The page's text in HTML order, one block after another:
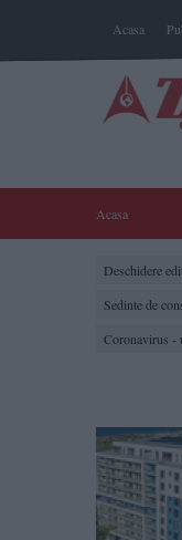
Acasa
Acasa
Deschidere
Sedinte de
Coronavirus -